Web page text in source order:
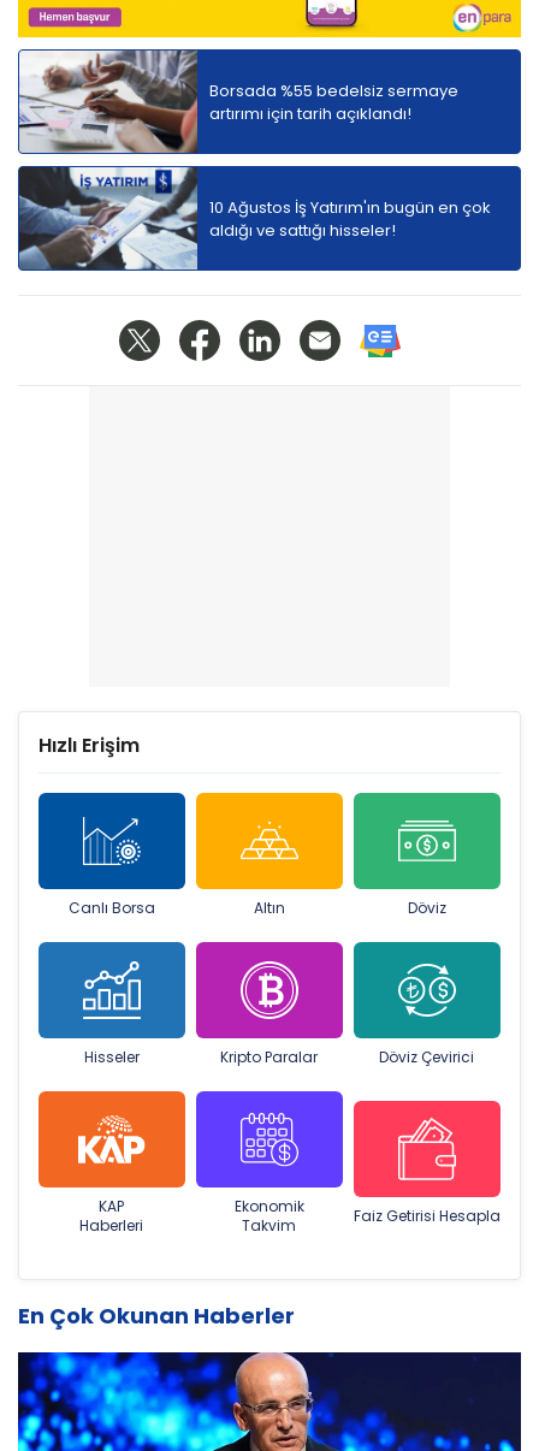
Borsada %55 bedelsiz sermaye
artırımı için tarih açıklandı!
10 Ağustos İş Yatırım'ın bugün en çok
aldığı ve sattığı hisseler!
Hızlı Erişim
Canlı Borsa Altın Döviz
Hisseler Kripto Paralar Döviz Çevirici
KAP
Haberleri
Ekonomik
Takvim
Faiz Getirisi Hesapla
En Çok Okunan Haberler